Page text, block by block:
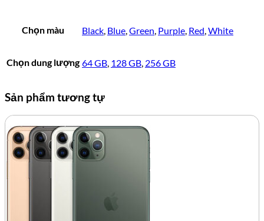
Chọn màu Black, Blue,Green, Purple, Red,White
Chọn dung lượng 64 GB, 128 GB, 256 GB
Sản phẩm tương tự